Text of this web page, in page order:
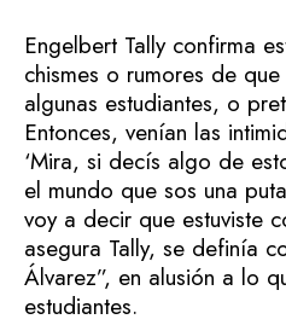
Engelbert Tally confirma
chismes o rumores de
algunas estudiantes, o
Entonces, venían las
‘Mira, si decís algo de
el mundo que sos una
voy a decir que estuviste
asegura Tally, se definía
Álvarez”, en alusión a lo
estudiantes.